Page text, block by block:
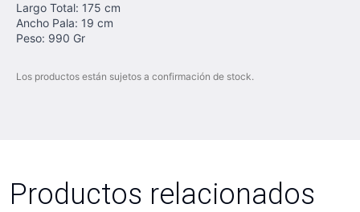
Largo Total: 175 cm
Ancho Pala: 19 cm
Peso: 990 Gr
Los productos están sujetos a confirmación de stock.
Productos relacionados